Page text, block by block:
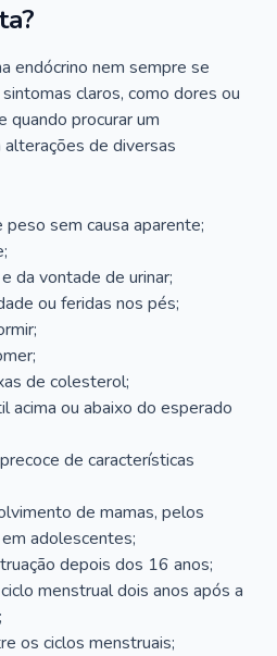
endócrino nem sempre se
claros, como dores ou
quando procurar um
de diversas
peso sem causa aparente;
da vontade de urinar;
ou feridas nos pés;
de colesterol;
acima ou abaixo do esperado
de características
de mamas, pelos
adolescentes;
depois dos 16 anos;
menstrual dois anos após a
os ciclos menstruais;